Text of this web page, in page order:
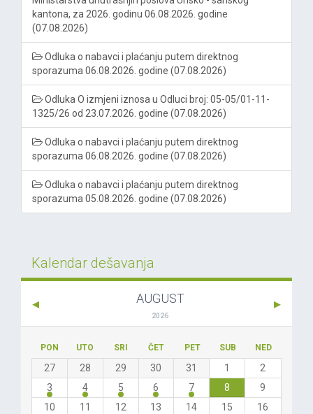
kantona, za 2026. godinu 06.08.2026. godine
(07.08.2026)
Odluka o nabavci i plaćanju putem direktnog
sporazuma 06.08.2026. godine (07.08.2026)
Odluka O izmjeni iznosa u Odluci broj: 05-05/01-11-
1325/26 od 23.07.2026. godine (07.08.2026)
Odluka o nabavci i plaćanju putem direktnog
sporazuma 06.08.2026. godine (07.08.2026)
Odluka o nabavci i plaćanju putem direktnog
sporazuma 05.08.2026. godine (07.08.2026)
Kalendar dešavanja
AUGUST
2026
PON UTO SRI ČET PET SUB NED
27 28 29 30 31 1
2
3
4 5 6 7 8
9
10
11 12 13 14 15
16